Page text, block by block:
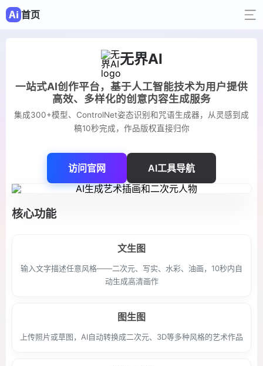
首页
无界AI
一站式AI创作平台，基于人工智能技术为用户提供
高效、多样化的创意内容生成服务
集成300+模型、ControlNet姿态识别和咒语生成器，从灵感到成
稿10秒完成，作品版权直接归你
访问官网 AI工具导航
核心功能
文生图
输入文字描述任意风格——二次元、写实、水彩、油画，10秒内自
动生成高清画作
图生图
上传照片或草图，AI自动转换成二次元、3D等多种风格的艺术作品